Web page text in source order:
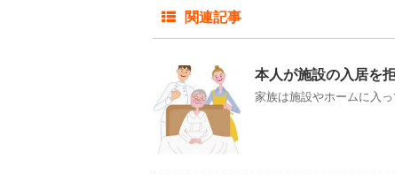
関連記事
本人が施設の入居を
家族は施設やホームに入